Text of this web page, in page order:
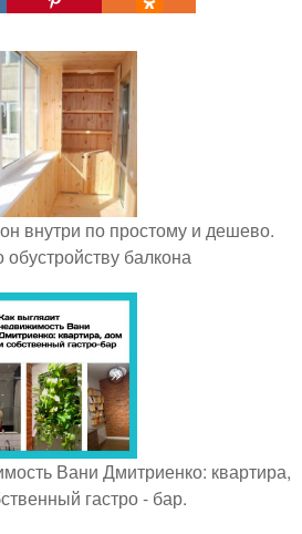
внутри по простому и дешево.
балкона
Вани Дмитриенко: квартира,
гастро - бар.